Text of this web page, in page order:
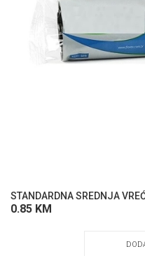
STANDARDNA SREDNJA
0.85 KM